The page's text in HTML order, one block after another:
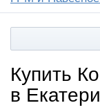
Купить
в